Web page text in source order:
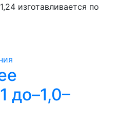
изготавливается по
до–1,0–